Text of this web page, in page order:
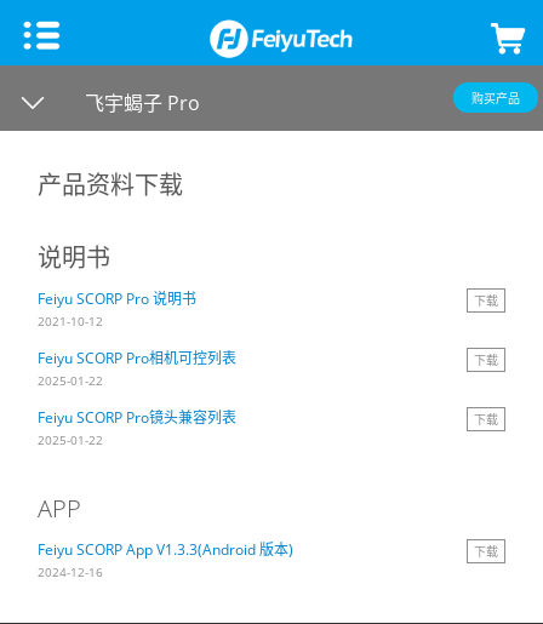
手机稳定器
飞宇蝎子Mini 3手机版
飞宇蝎子-Mini P
Vimble 3 SE
Vimble 3
VLOG pocket2
Vimble One
微单单反稳定器
飞宇蝎子3
飞宇蝎子Mini 3 Pro
飞宇蝎子-Mini 2
飞宇蝎子 2
飞宇蝎子-Mini
Feiyu Pocket 3
Feiyu Pocket 2S
Feiyu Pocket 2
Feiyu Pocket
Vimble 2A
飞宇无人机
云台教学
飞宇蝎子 Pro 购买产品
产品资料下载
说明书
Feiyu SCORP Pro 说明书
下载
2021-10-12
Feiyu SCORP Pro相机可控列表
下载
2025-01-22
Feiyu SCORP Pro镜头兼容列表
下载
2025-01-22
APP
Feiyu SCORP App V1.3.3(Android 版本)
下载
2024-12-16